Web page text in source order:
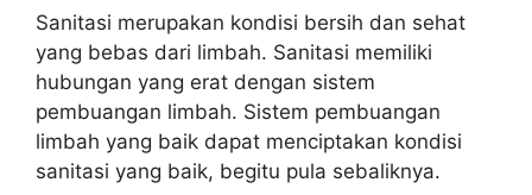
Sanitasi merupakan kondisi bersih dan sehat
yang bebas dari limbah. Sanitasi memiliki
hubungan yang erat dengan sistem
pembuangan limbah. Sistem pembuangan
limbah yang baik dapat menciptakan kondisi
sanitasi yang baik, begitu pula sebaliknya.